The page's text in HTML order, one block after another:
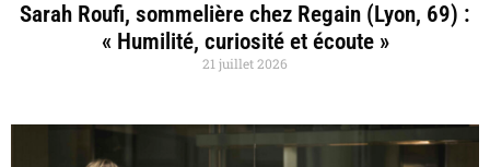
Sarah Roufi, sommelière chez Regain (Lyon, 69) :
« Humilité, curiosité et écoute »
21 juillet 2026